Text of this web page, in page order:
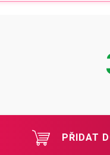
PŘIDAT